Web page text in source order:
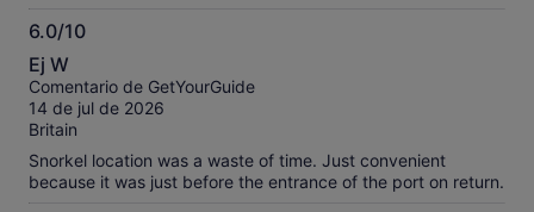
6.0/10
6.0
sobre
10
Ej W
Comentario de GetYourGuide
14 de jul de 2026
Britain
Snorkel location was a waste of time. Just convenient
because it was just before the entrance of the port on return.